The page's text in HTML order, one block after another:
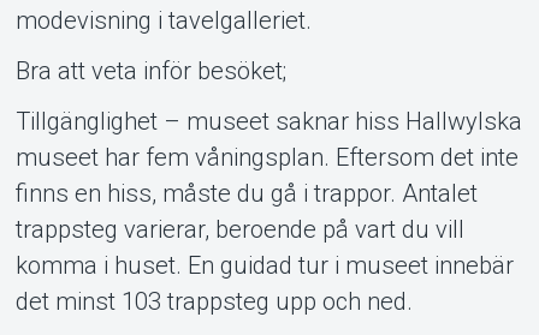
modevisning i tavelgalleriet.
Bra att veta inför besöket;
Tillgänglighet – museet saknar hiss Hallwylska
museet har fem våningsplan. Eftersom det inte
finns en hiss, måste du gå i trappor. Antalet
trappsteg varierar, beroende på vart du vill
komma i huset. En guidad tur i museet innebär
det minst 103 trappsteg upp och ned.